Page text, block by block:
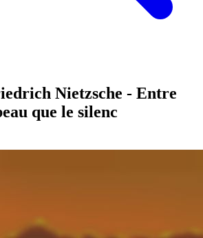
Nietzsche - Entre
que le silenc